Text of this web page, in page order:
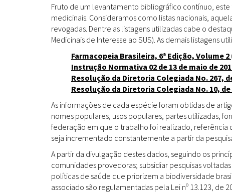
Fruto de um levantamento bibliográfico contínuo,
medicinais. Consideramos como listas nacionais,
revogadas. Dentre as listagens utilizadas cabe o
Medicinais de Interesse ao SUS). As demais listagens
Farmacopeia Brasileira, 6ª Edição, Volume 2
Instrução Normativa 02 de 13 de maio de
Resolução da Diretoria Colegiada No. 267,
Resolução da Diretoria Colegiada No. 10, de
As informações de cada espécie foram obtidas de
nomes populares, usos populares, partes utilizadas,
federação em que o trabalho foi realizado, referência
seja incrementado constantemente a partir da
A partir da divulgação destes dados, seguindo os
comunidades provedoras; subsidiar pesquisas
políticas de saúde que priorizem a biodiversidade
associado são regulamentadas pela Lei nº 13.123, de